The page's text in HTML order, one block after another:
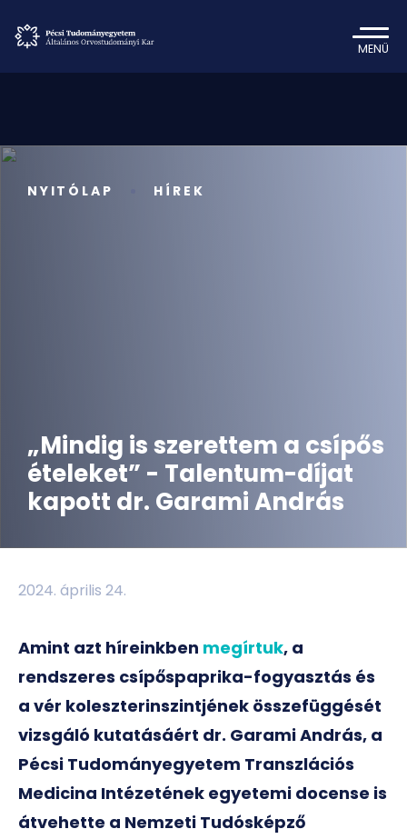
MENÜ
NYITÓLAP HÍREK
„Mindig is szerettem a csípős
ételeket” - Talentum-díjat
kapott dr. Garami András
2024. április 24.
Amint azt híreinkben megírtuk, a
rendszeres csípőspaprika-fogyasztás és
a vér koleszterinszintjének összefüggését
vizsgáló kutatásáért dr. Garami András, a
Pécsi Tudományegyetem Transzlációs
Medicina Intézetének egyetemi docense is
átvehette a Nemzeti Tudósképző